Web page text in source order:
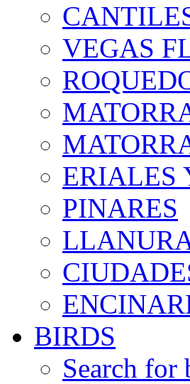
VEGAS
ERIALES
PINARES
BIRDS
Search for